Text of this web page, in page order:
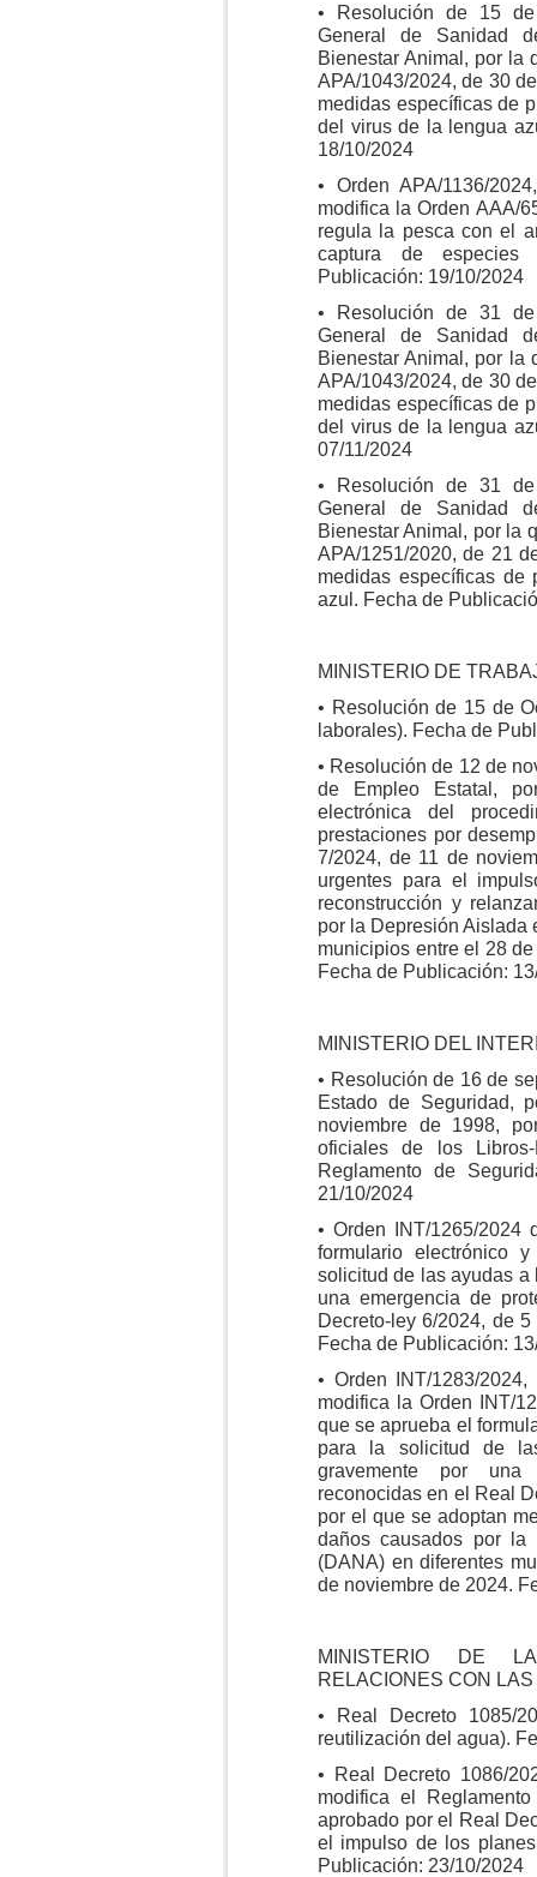
• Resolución de 15
General de Sanidad
Bienestar Animal, por la
APA/1043/2024, de 30
medidas específicas de
del virus de la lengua
18/10/2024
• Orden APA/1136/
modifica la Orden AAA/
regula la pesca con el
captura de especies
Publicación: 19/10/2024
• Resolución de 31
General de Sanidad
Bienestar Animal, por la
APA/1043/2024, de 30
medidas específicas de
del virus de la lengua
07/11/2024
• Resolución de 31
General de Sanidad
Bienestar Animal, por la
APA/1251/2020, de 21
medidas específicas de
azul. Fecha de
MINISTERIO DE
• Resolución de 15 de
laborales). Fecha de
• Resolución de 12 de
de Empleo Estatal,
electrónica del
prestaciones por
7/2024, de 11 de
urgentes para el
reconstrucción y
por la Depresión Aislada
municipios entre el 28
Fecha de Publicación:
MINISTERIO DEL
• Resolución de 16 de
Estado de Seguridad,
noviembre de 1998,
oficiales de los
Reglamento de
21/10/2024
• Orden INT/1265/
formulario electrónico
solicitud de las ayudas a
una emergencia de
Decreto-ley 6/2024, de
Fecha de Publicación:
• Orden INT/1283/
modifica la Orden INT/
que se aprueba el
para la solicitud de
gravemente por una
reconocidas en el Real
por el que se adoptan
daños causados por la
(DANA) en diferentes
de noviembre de 2024.
MINISTERIO DE
RELACIONES CON
• Real Decreto 1085/
reutilización del agua).
• Real Decreto 1086/
modifica el
aprobado por el Real
el impulso de los
Publicación: 23/10/2024